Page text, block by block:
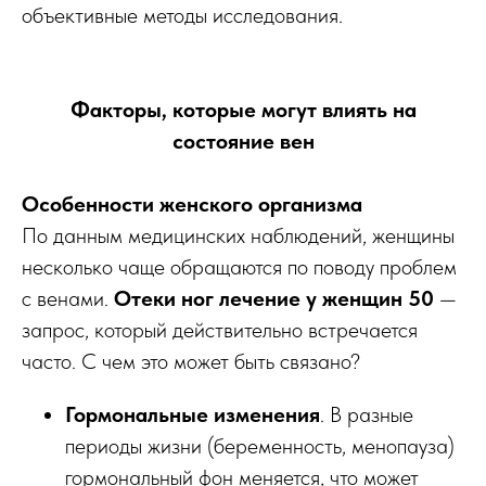
объективные методы исследования.
Факторы, которые могут влиять на
состояние вен
Особенности женского организма
По данным медицинских наблюдений, женщины
несколько чаще обращаются по поводу проблем
с венами. Отеки ног лечение у женщин 50 —
запрос, который действительно встречается
часто. С чем это может быть связано?
Гормональные изменения. В разные
периоды жизни (беременность, менопауза)
гормональный фон меняется, что может